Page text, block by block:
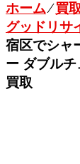
ホーム⁄買
グッドリサ
宿区でシャ
ー ダブル
買取